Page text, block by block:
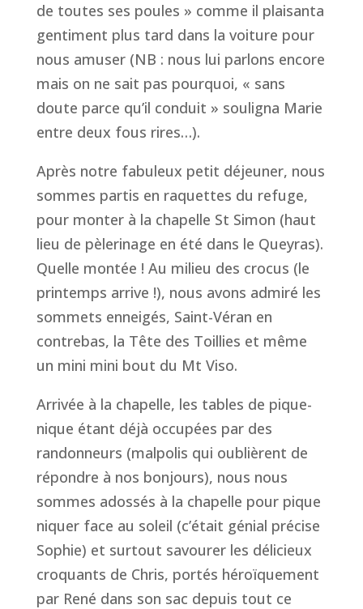
de toutes ses poules » comme il plaisanta
gentiment plus tard dans la voiture pour
nous amuser (NB : nous lui parlons encore
mais on ne sait pas pourquoi, « sans
doute parce qu’il conduit » souligna Marie
entre deux fous rires…).
Après notre fabuleux petit déjeuner, nous
sommes partis en raquettes du refuge,
pour monter à la chapelle St Simon (haut
lieu de pèlerinage en été dans le Queyras).
Quelle montée ! Au milieu des crocus (le
printemps arrive !), nous avons admiré les
sommets enneigés, Saint-Véran en
contrebas, la Tête des Toillies et même
un mini mini bout du Mt Viso.
Arrivée à la chapelle, les tables de pique-
nique étant déjà occupées par des
randonneurs (malpolis qui oublièrent de
répondre à nos bonjours), nous nous
sommes adossés à la chapelle pour pique
niquer face au soleil (c’était génial précise
Sophie) et surtout savourer les délicieux
croquants de Chris, portés héroïquement
par René dans son sac depuis tout ce